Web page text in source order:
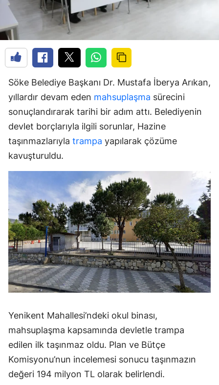
Söke Belediye Başkanı Dr. Mustafa İberya Arıkan,
yıllardır devam eden mahsuplaşma sürecini
sonuçlandırarak tarihi bir adım attı. Belediyenin
devlet borçlarıyla ilgili sorunlar, Hazine
taşınmazlarıyla trampa yapılarak çözüme
kavuşturuldu.
Yenikent Mahallesi’ndeki okul binası,
mahsuplaşma kapsamında devletle trampa
edilen ilk taşınmaz oldu. Plan ve Bütçe
Komisyonu’nun incelemesi sonucu taşınmazın
değeri 194 milyon TL olarak belirlendi.